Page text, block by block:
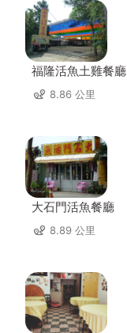
福隆活魚土雞餐廳
8.86 公里
大石門活魚餐廳
8.89 公里